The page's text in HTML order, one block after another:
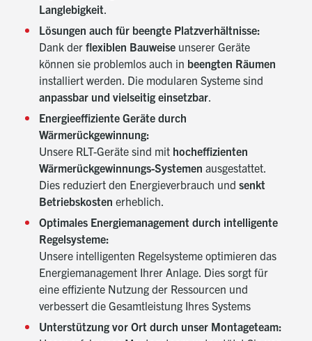
Langlebigkeit.
Lösungen auch für beengte Platzverhältnisse:
Dank der flexiblen Bauweise unserer Geräte
können sie problemlos auch in beengten Räumen
installiert werden. Die modularen Systeme sind
anpassbar und vielseitig einsetzbar.
Energieeffiziente Geräte durch
Wärmerückgewinnung:
Unsere RLT-Geräte sind mit hocheffizienten
Wärmerückgewinnungs-Systemen ausgestattet.
Dies reduziert den Energieverbrauch und senkt
Betriebskosten erheblich.
Optimales Energiemanagement durch intelligente
Regelsysteme:
Unsere intelligenten Regelsysteme optimieren das
Energiemanagement Ihrer Anlage. Dies sorgt für
eine effiziente Nutzung der Ressourcen und
verbessert die Gesamtleistung Ihres Systems
Unterstützung vor Ort durch unser Montageteam: